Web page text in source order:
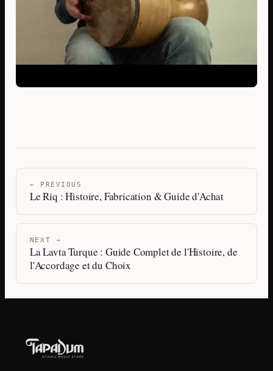
← PREVIOUS
Le Riq : Histoire, Fabrication & Guide d'Achat
NEXT →
La Lavta Turque : Guide Complet de l'Histoire, de
l'Accordage et du Choix